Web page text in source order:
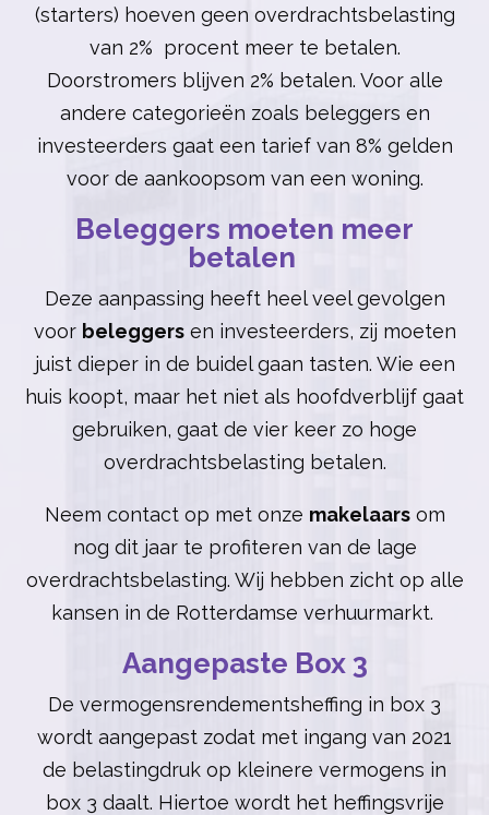
(starters) hoeven geen overdrachtsbelasting
van 2% procent meer te betalen.
Doorstromers blijven 2% betalen. Voor alle
andere categorieën zoals beleggers en
investeerders gaat een tarief van 8% gelden
voor de aankoopsom van een woning.
Beleggers moeten meer
betalen
Deze aanpassing heeft heel veel gevolgen
voor beleggersen investeerders, zij moeten
juist dieper in de buidel gaan tasten. Wie een
huis koopt, maar het niet als hoofdverblijf gaat
gebruiken, gaat de vier keer zo hoge
overdrachtsbelasting betalen.
Neem contact op met onze makelaarsom
nog dit jaar te profiteren van de lage
overdrachtsbelasting. Wij hebben zicht op alle
kansen in de Rotterdamse verhuurmarkt.
Aangepaste Box 3
De vermogensrendementsheffing in box 3
wordt aangepast zodat met ingang van 2021
de belastingdruk op kleinere vermogens in
box 3 daalt. Hiertoe wordt het heffingsvrije